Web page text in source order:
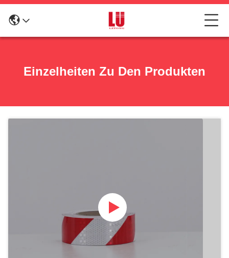
Einzelheiten Zu Den Produkten